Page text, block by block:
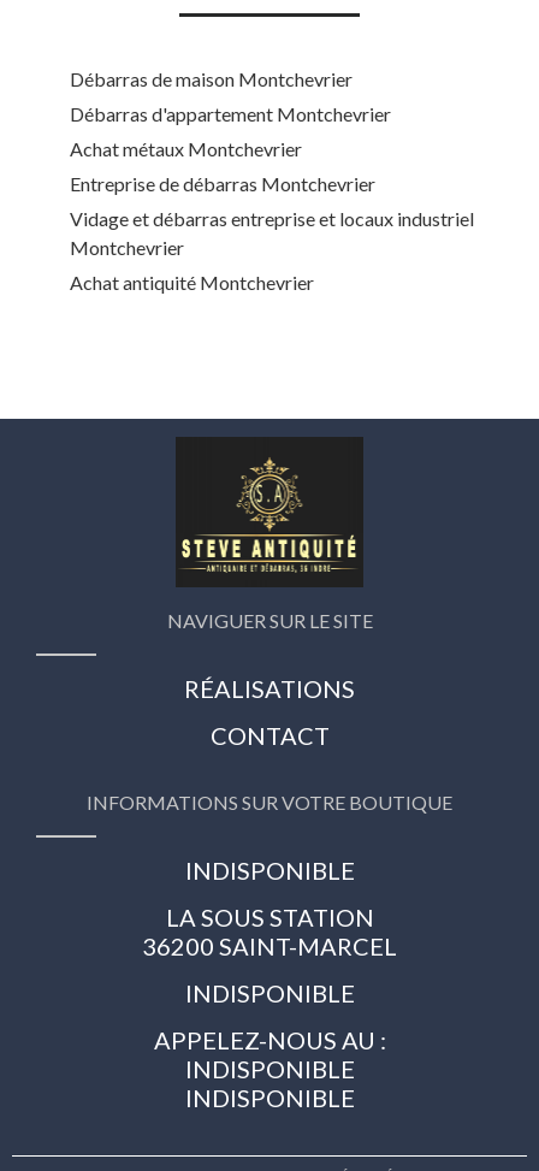
Débarras de maison Montchevrier
Débarras d'appartement Montchevrier
Achat métaux Montchevrier
Entreprise de débarras Montchevrier
Vidage et débarras entreprise et locaux industriel
Montchevrier
Achat antiquité Montchevrier
NAVIGUER SUR LE SITE
RÉALISATIONS
CONTACT
INFORMATIONS SUR VOTRE BOUTIQUE
INDISPONIBLE
LA SOUS STATION
36200 SAINT-MARCEL
INDISPONIBLE
APPELEZ-NOUS AU :
INDISPONIBLE
INDISPONIBLE